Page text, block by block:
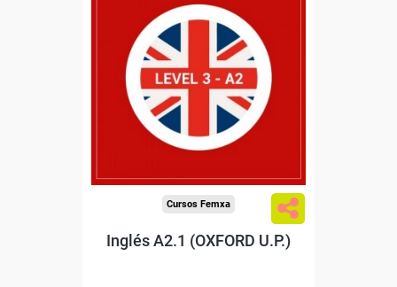
Descuentos especiales
Sin requisitos de acceso
Diploma
Cursos Femxa
Inglés A2.1 (OXFORD U.P.)